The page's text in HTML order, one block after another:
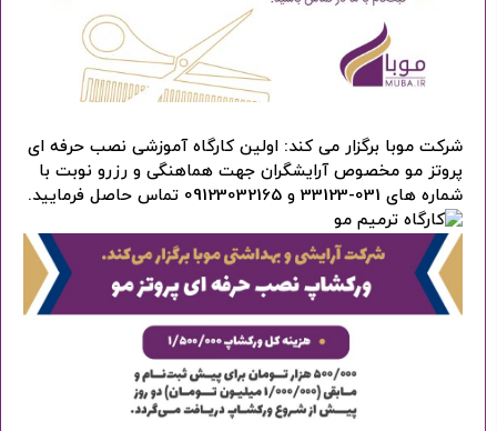
شرکت موبا برگزار می کند: اولین کارگاه آموزشی نصب حرفه ای
پروتز مو مخصوص آرایشگران جهت هماهنگی و رزرو نوبت با
شماره های 031-33123 و 09123032165 تماس حاصل فرمایید.